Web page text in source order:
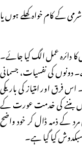
کے کام خواہ کھلے ہوں یا
کا دائرہ عمل الگ کیا جائے۔
دونوں کی نفسیات، جسمانی
اور امتیاز کی باریکی
بننے کی خدمت عورت کے
کے ذمہ ڈال کر خود واضح
کیا گیا ہے۔